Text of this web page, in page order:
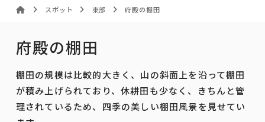
スポット 東部 府殿の棚田
府殿の棚田
棚田の規模は比較的大きく、山の斜面上を沿って棚田
が積み上げられており、休耕田も少なく、きちんと管
理されているため、四季の美しい棚田風景を見せてい